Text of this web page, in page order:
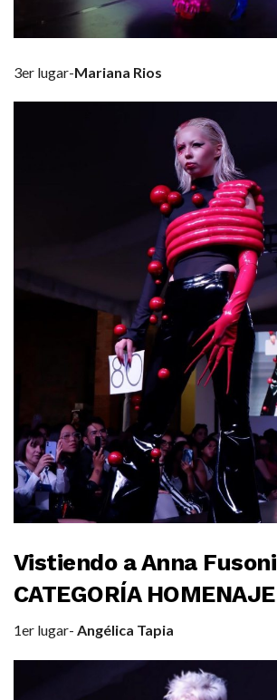
3er lugar-Mariana Rios
Vistiendo a Anna Fusoni
CATEGORÍA HOMENAJE
1er lugar- Angélica Tapia